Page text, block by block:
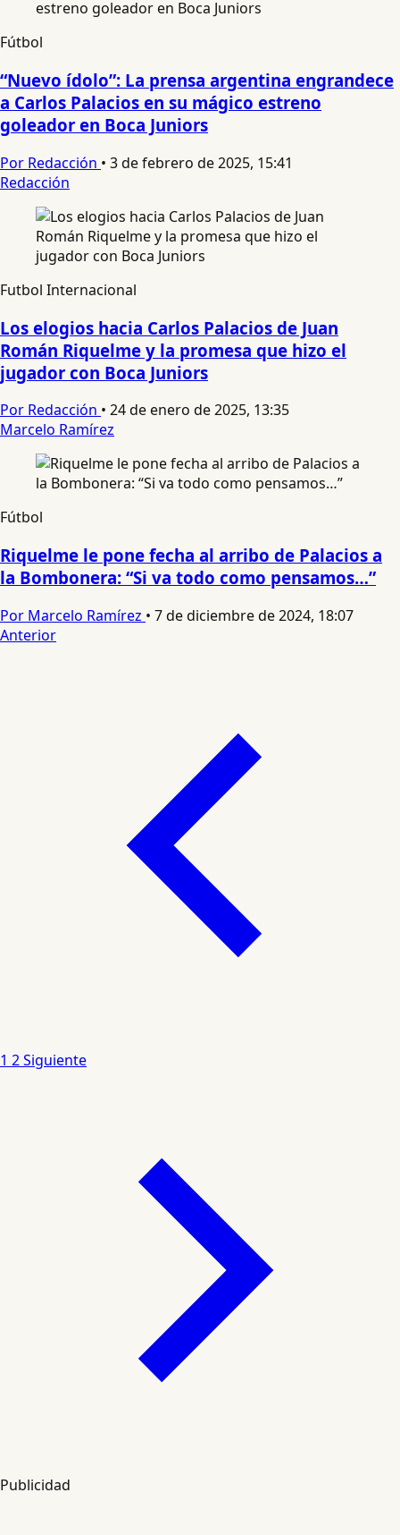
Fútbol
“Nuevo ídolo”: La prensa argentina engrandece
a Carlos Palacios en su mágico estreno
goleador en Boca Juniors
Por Redacción • 3 de febrero de 2025, 15:41
Redacción
Futbol Internacional
Los elogios hacia Carlos Palacios de Juan
Román Riquelme y la promesa que hizo el
jugador con Boca Juniors
Por Redacción • 24 de enero de 2025, 13:35
Marcelo Ramírez
Fútbol
Riquelme le pone fecha al arribo de Palacios a
la Bombonera: “Si va todo como pensamos…”
Por Marcelo Ramírez • 7 de diciembre de 2024, 18:07
Anterior
1 2Siguiente
Publicidad